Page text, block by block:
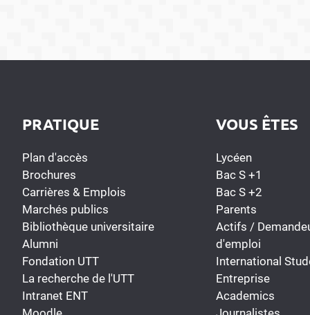
PRATIQUE
Plan d'accès
Brochures
Carrières & Emplois
Marchés publics
Bibliothèque universitaire
Alumni
Fondation UTT
La recherche de l'UTT
Intranet ENT
VOUS ÊTES
Lycéen
Bac S +1
Bac S +2
Parents
Actifs /
d'emploi
International
Entreprise
Academics